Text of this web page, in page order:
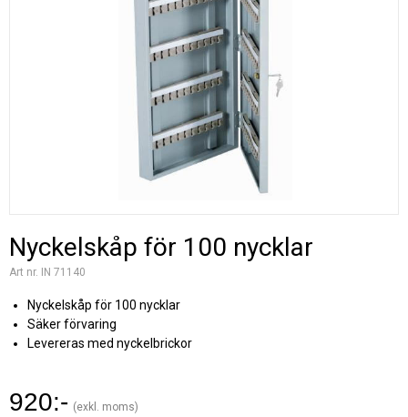
Nyckelskåp för 100 nycklar
Art nr. IN 71140
Nyckelskåp för 100 nycklar
Säker förvaring
Levereras med nyckelbrickor
920:- (exkl. moms)